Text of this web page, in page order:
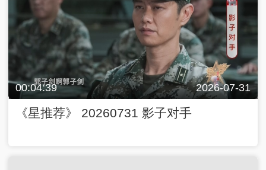
00:04:39 2026-07-31
《星推荐》 20260731 影子对手